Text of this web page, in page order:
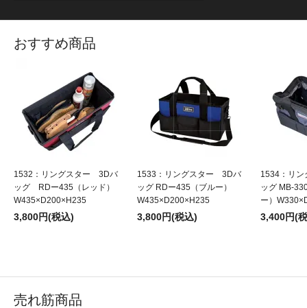
おすすめ商品
1532：リングスター 3Dバ
ッグ RDー435（レッド）
W435×D200×H235
3,800円(税込)
1533：リングスター 3Dバ
ッグ RDー435（ブルー）
W435×D200×H235
3,800円(税込)
1534：リ
ッグ MB-
ー）
3,400円(
売れ筋商品